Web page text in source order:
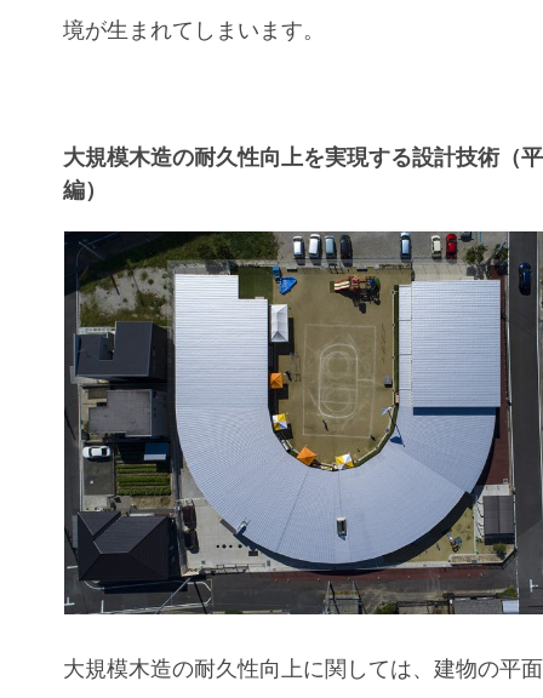
境が生まれてしまいます。
大規模木造の耐久性向上を実現する設計技術（
編）
大規模木造の耐久性向上に関しては、建物の平